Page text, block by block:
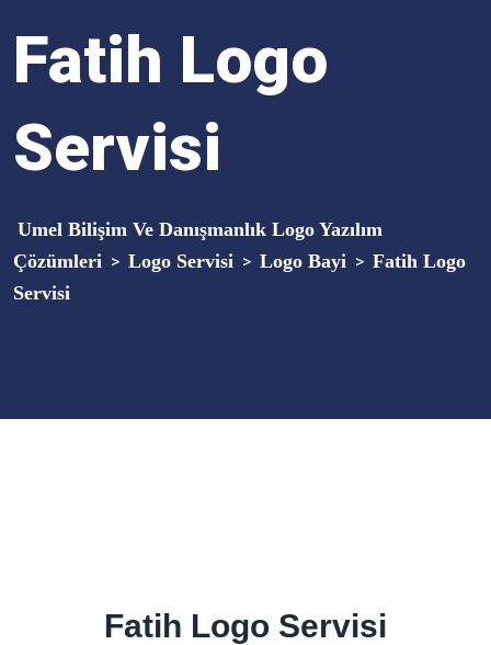
Fatih Logo
Servisi
Umel Bilişim Ve Danışmanlık Logo Yazılım
Çözümleri > Logo Servisi > Logo Bayi > Fatih Logo
Servisi
Fatih Logo Servisi